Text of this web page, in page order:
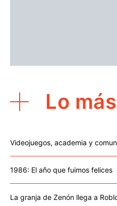
Lo
Videojuegos, academia y
1986: El año que fuimos felices
La granja de Zenón llega a